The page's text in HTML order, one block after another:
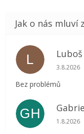
L Luboš
3.8.2026
Bez problémů
GH
1.8.2026